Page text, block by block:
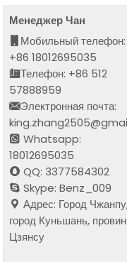
Менеджер Чан
Мобильный телефон:
+86 18012695035
Телефон: +86 512
57888959
Электронная почта:
Whatsapp:
18012695035
QQ: 3377584302
Skype: Benz_009
Адрес: Город
город Куньшань,
Цзянсу